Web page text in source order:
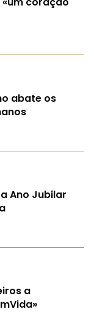
abate os
Ano Jubilar
a